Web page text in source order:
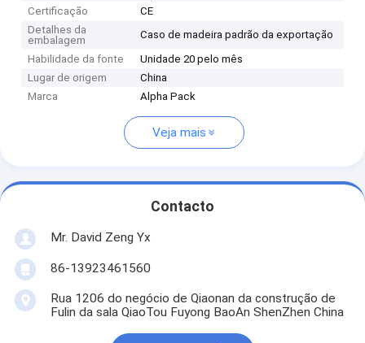
Certificação
CE
Detalhes da
embalagem
Caso de madeira padrão da exportação
Habilidade da fonte
Unidade 20 pelo mês
Lugar de origem
China
Marca
Alpha Pack
Veja mais
Contacto
Mr. David Zeng Yx
86-13923461560
Rua 1206 do negócio de Qiaonan da construção de
Fulin da sala QiaoTou Fuyong BaoAn ShenZhen China